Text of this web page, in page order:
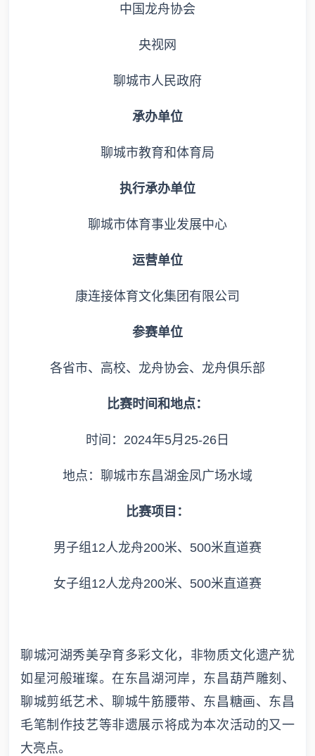
中国龙舟协会
央视网
聊城市人民政府
承办单位
聊城市教育和体育局
执行承办单位
聊城市体育事业发展中心
运营单位
康连接体育文化集团有限公司
参赛单位
各省市、高校、龙舟协会、龙舟俱乐部
比赛时间和地点：
时间：2024年5月25-26日
地点：聊城市东昌湖金凤广场水域
比赛项目：
男子组12人龙舟200米、500米直道赛
女子组12人龙舟200米、500米直道赛
聊城河湖秀美孕育多彩文化，非物质文化遗产犹
如星河般璀璨。在东昌湖河岸，东昌葫芦雕刻、
聊城剪纸艺术、聊城牛筋腰带、东昌糖画、东昌
毛笔制作技艺等非遗展示将成为本次活动的又一
大亮点。